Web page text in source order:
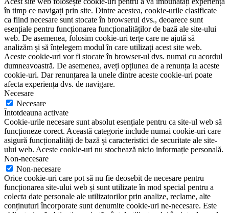
în timp ce navigați prin site. Dintre acestea, cookie-urile clasificate
ca fiind necesare sunt stocate în browserul dvs., deoarece sunt
esențiale pentru funcționarea funcționalităților de bază ale site-ului
web. De asemenea, folosim cookie-uri terțe care ne ajută să
analizăm și să înțelegem modul în care utilizați acest site web.
Aceste cookie-uri vor fi stocate în browser-ul dvs. numai cu acordul
dumneavoastră. De asemenea, aveți opțiunea de a renunța la aceste
cookie-uri. Dar renunțarea la unele dintre aceste cookie-uri poate
afecta experiența dvs. de navigare.
Necesare
Necesare
Întotdeauna activate
Cookie-urile necesare sunt absolut esențiale pentru ca site-ul web să
funcționeze corect. Această categorie include numai cookie-uri care
asigură funcționalități de bază și caracteristici de securitate ale site-
ului web. Aceste cookie-uri nu stochează nicio informație personală.
Non-necesare
Non-necesare
Orice cookie-uri care pot să nu fie deosebit de necesare pentru
funcționarea site-ului web și sunt utilizate în mod special pentru a
colecta date personale ale utilizatorilor prin analize, reclame, alte
conținuturi încorporate sunt denumite cookie-uri ne-necesare. Este